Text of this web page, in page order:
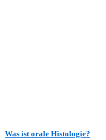
Was ist orale Histologie?